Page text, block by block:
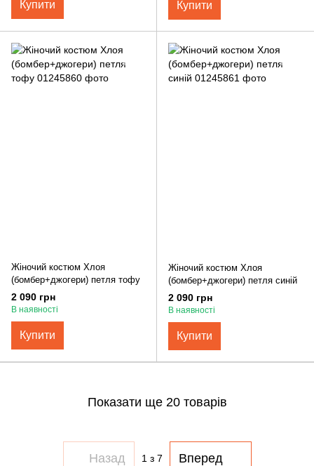
Купити Купити
Жіночий костюм Хлоя
(бомбер+джогери) петля тофу
2 090 грн
В наявності
Купити
Жіночий костюм Хлоя
(бомбер+джогери) петля синій
2 090 грн
В наявності
Купити
Показати ще 20 товарів
Назад 1з 7 Вперед